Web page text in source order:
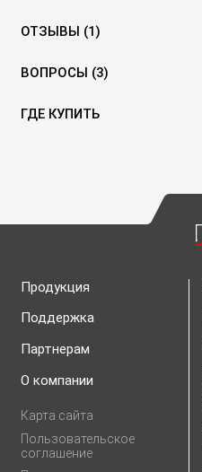
ОТЗЫВЫ (1)
ВОПРОСЫ (3)
ГДЕ КУПИТЬ
Продукция
Поддержка
Партнерам
О компании
Карта сайта
Пользовательское
соглашение